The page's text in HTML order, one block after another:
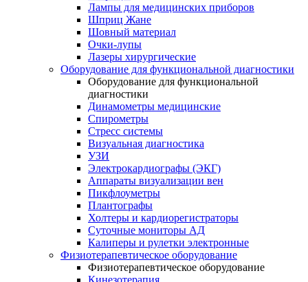
Лампы для медицинских приборов
Шприц Жане
Шовный материал
Очки-лупы
Лазеры хирургические
Оборудование для функциональной диагностики
Оборудование для функциональной
диагностики
Динамометры медицинские
Спирометры
Стресс системы
Визуальная диагностика
УЗИ
Электрокардиографы (ЭКГ)
Аппараты визуализации вен
Пикфлоуметры
Плантографы
Холтеры и кардиорегистраторы
Суточные мониторы АД
Калиперы и рулетки электронные
Физиотерапевтическое оборудование
Физиотерапевтическое оборудование
Кинезотерапия